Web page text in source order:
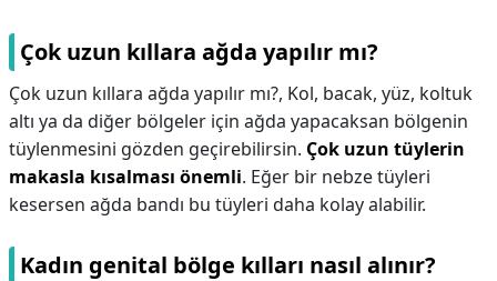
Çok uzun kıllara ağda yapılır mı?
Çok uzun kıllara ağda yapılır mı?, Kol, bacak, yüz, koltuk
altı ya da diğer bölgeler için ağda yapacaksan bölgenin
tüylenmesini gözden geçirebilirsin. Çok uzun tüylerin
makasla kısalması önemli. Eğer bir nebze tüyleri
kesersen ağda bandı bu tüyleri daha kolay alabilir.
Kadın genital bölge kılları nasıl alınır?